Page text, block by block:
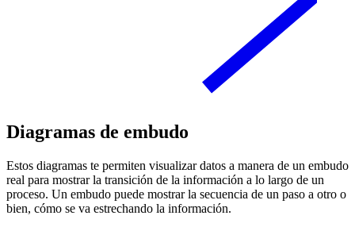
Diagramas de embudo
Estos diagramas te permiten visualizar datos a manera de un embudo
real para mostrar la transición de la información a lo largo de un
proceso. Un embudo puede mostrar la secuencia de un paso a otro o
bien, cómo se va estrechando la información.